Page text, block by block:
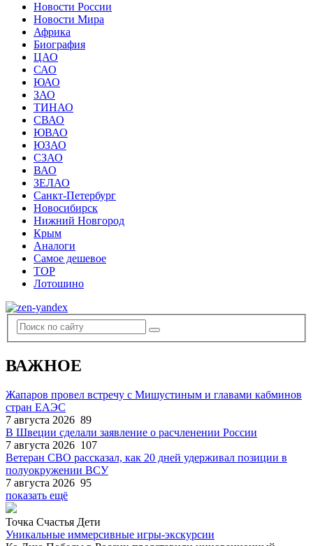
Новости России
Новости Мира
Африка
Биография
ЦАО
САО
ЮАО
ЗАО
ТИНАО
СВАО
ЮВАО
ЮЗАО
СЗАО
ВАО
ЗЕЛАО
Санкт-Петербург
Новосибирск
Нижний Новгород
Крым
Аналоги
Самое дешевое
TOP
Лотошино
ВАЖНОЕ
Жапаров провел встречу с Мишустиным и главами кабминов
стран ЕАЭС
7 августа 2026 89
В Швеции сделали заявление о расчленении России
7 августа 2026 107
Ветеран СВО рассказал, как 20 дней удерживал позиции в
полуокружении ВСУ
7 августа 2026 95
показать ещё
Точка Счастья Дети
Уникальные иммерсивные игры-экскурсии